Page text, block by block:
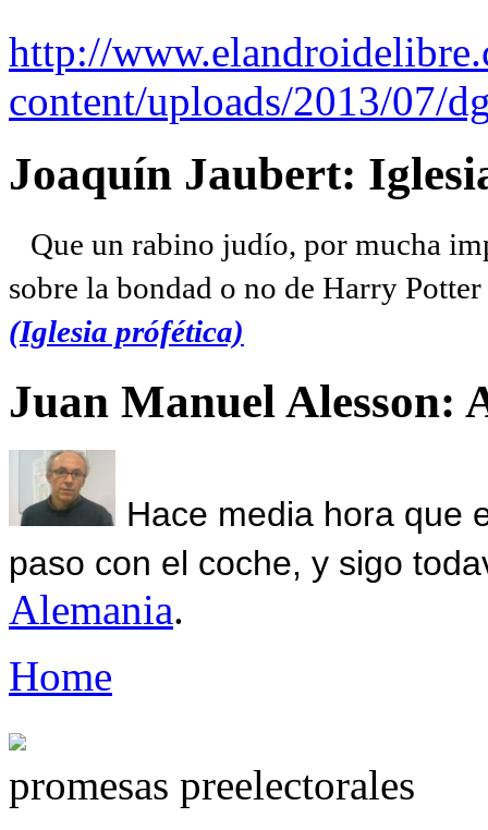
http://
content/uploads/2013/07/
Joaquín Jaubert:
Que un rabino judío, por mucha
sobre la bondad o no de Harry
(Iglesia prófética)
Juan Manuel Alesson:
Hace media hora que
paso con el coche, y sigo
Alemania.
Home
promesas preelectorales